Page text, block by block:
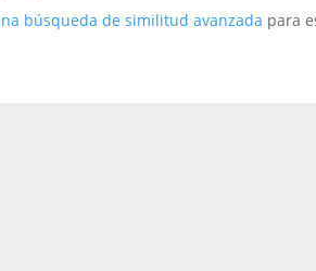
búsqueda de similitud avanzada para